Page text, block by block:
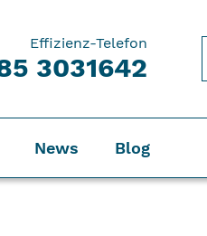
Effizienz-Telefon
3031642
News Blog